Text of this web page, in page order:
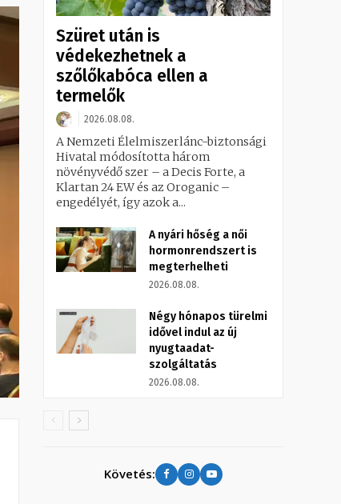
Szüret után is
védekezhetnek a
szőlőkabóca ellen a
termelők
2026.08.08.
A Nemzeti Élelmiszerlánc-biztonsági
Hivatal módosította három
növényvédő szer – a Decis Forte, a
Klartan 24 EW és az Oroganic –
engedélyét, így azok a...
A nyári hőség a női
hormonrendszert is
megterhelheti
2026.08.08.
Négy hónapos türelmi
idővel indul az új
nyugtaadat-
szolgáltatás
2026.08.08.
Követés: